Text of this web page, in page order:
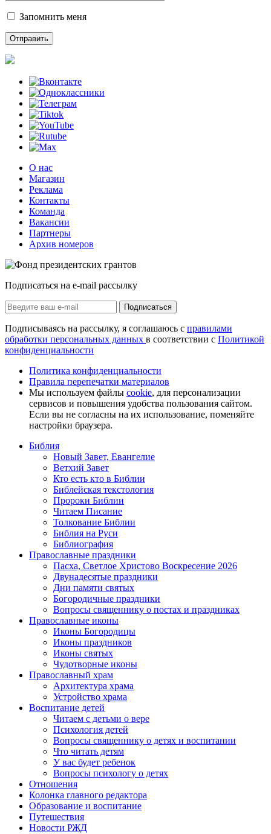
Запомнить меня
О нас
Магазин
Реклама
Контакты
Команда
Вакансии
Партнеры
Архив номеров
Подписаться на e-mail рассылку
Подписаться
Подписываясь на рассылку, я соглашаюсь с правилами
обработки персональных данных в соответствии с Политикой
конфиденциальности
Политика конфиденциальности
Правила перепечатки материалов
Мы используем файлы cookie, для персонализации
сервисов и повышения удобства пользования сайтом.
Если вы не согласны на их использование, поменяйте
настройки браузера.
Библия
Новый Завет, Евангелие
Ветхий Завет
Кто есть кто в Библии
Библейская текстология
Пророки Библии
Читаем Писание
Толкование Библии
Библия на Руси
Библиография
Православные праздники
Пасха, Светлое Христово Воскресение 2026
Двунадесятые праздники
Дни памяти святых
Богородичные праздники
Вопросы священнику о постах и праздниках
Православные иконы
Иконы Богородицы
Иконы праздников
Иконы святых
Чудотворные иконы
Православный храм
Архитектура храма
Устройство храма
Воспитание детей
Читаем с детьми о вере
Психология детей
Вопросы священнику о детях и воспитании
Что читать детям
У вас будет ребенок
Вопросы психологу о детях
Отношения
Колонка главного редактора
Образование и воспитание
Путешествия
Новости РЖД